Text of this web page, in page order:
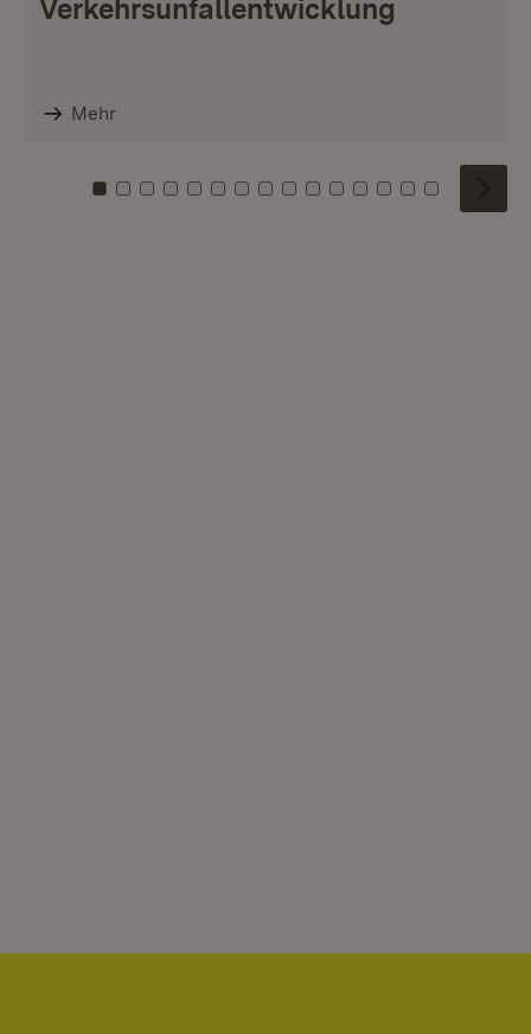
Verkehrsunfallentwicklung
Mehr
Zu Kachel: 0
Zu Kachel: 1
Zu Kachel: 2
Zu Kachel: 3
Zu Kachel: 4
Zu Kachel: 5
Zu Kachel: 6
Zu Kachel: 7
Zu Kachel: 8
Zu Kachel: 9
Zu Kachel: 10
Zu Kachel: 11
Zu Kachel: 12
Zu Kachel:
Zu